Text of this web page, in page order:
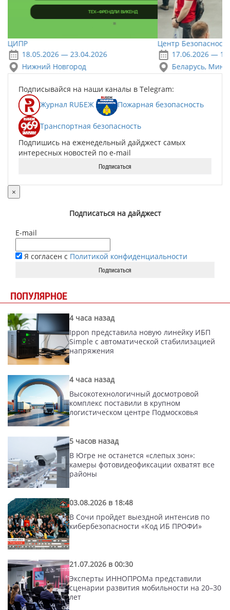
ЦИПР
18.05.2026 — 23.04.2026
Нижний Новгород
Центр
17.06.2026 —
Беларусь,
Подписывайся на наши каналы в Telegram:
Журнал RUБЕЖ
Пожарная безопасность
Транспортная безопасность
Подпишись на еженедельный дайджест самых
интересных новостей по e-mail
Подписаться
×
Подписаться на дайджест
E-mail
Я согласен с Политикой конфиденциальности
Подписаться
ПОПУЛЯРНОЕ
4 часа назад
Ippon представила новую линейку ИБП
Simple с автоматической стабилизацией
напряжения
4 часа назад
Высокотехнологичный досмотровой
комплекс поставили в крупном
логистическом центре Подмосковья
5 часов назад
В Югре не останется «слепых зон»:
камеры фотовидеофиксации охватят все
районы
03.08.2026 в 18:48
В Сочи пройдет выездной интенсив по
кибербезопасности «Код ИБ ПРОФИ»
21.07.2026 в 00:30
Эксперты ИННОПРОМа представили
сценарии развития мобильности на 20–30
лет